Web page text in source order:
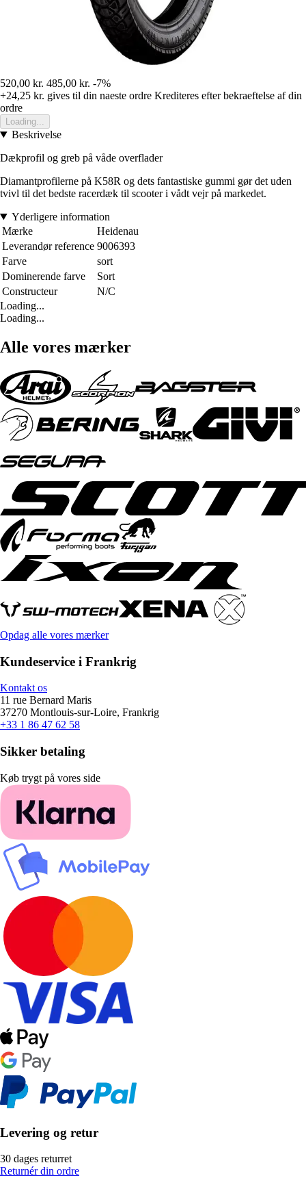
520,00 kr. 485,00 kr. -7%
+24,25 kr. gives til din naeste ordre Krediteres efter bekraeftelse af din
ordre
Loading...
Beskrivelse
Dækprofil og greb på våde overflader
Diamantprofilerne på K58R og dets fantastiske gummi gør det uden
tvivl til det bedste racerdæk til scooter i vådt vejr på markedet.
Yderligere information
Mærke
Heidenau
Leverandør reference 9006393
Farve
sort
Dominerende farve
Sort
Constructeur
N/C
Loading...
Loading...
Alle vores mærker
Opdag alle vores mærker
Kundeservice i Frankrig
Kontakt os
11 rue Bernard Maris
37270 Montlouis-sur-Loire, Frankrig
+33 1 86 47 62 58
Sikker betaling
Køb trygt på vores side
Levering og retur
30 dages returret
Returnér din ordre